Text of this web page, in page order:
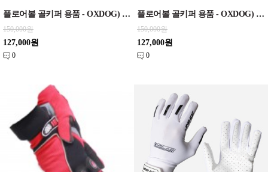
플로어볼 골키퍼 용품 - OXDOG) 장갑 X2 Skin
150,000원
127,000원
0
플로어볼 골키퍼 용품 - OXDOG) 장갑 X2 Silicon
150,000원
127,000원
0